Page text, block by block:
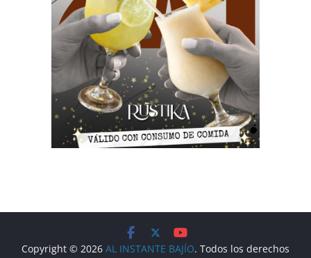
Copyright © 2026 AL INSTANTE BAJÍO. Todos los derechos